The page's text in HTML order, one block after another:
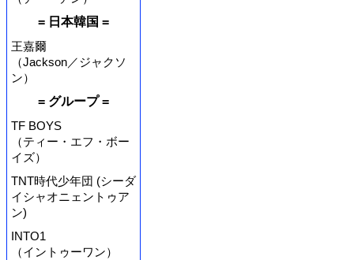
= 日本韓国 =
王嘉爾
（Jackson／ジャクソ
ン）
= グループ =
TF BOYS
（ティー・エフ・ボー
イズ）
TNT時代少年団 (シーダ
イシャオニェントゥア
ン)
INTO1
（イントゥーワン）